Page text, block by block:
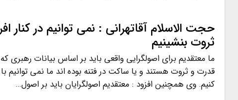
حجت الاسلام آقاتهرانی : نمی توانیم در کنار
ثروت بنشینیم
ما معتقدیم برای اصولگرایی واقعی باید بر اساس بیانات رهبری
قدرت و ثروت هستند و یا ساکت در فتنه بوده اند ما نمی توانیم با
کنیم. وی همچنین افزود : معتقدیم اصولگرایان باید بر اصول…